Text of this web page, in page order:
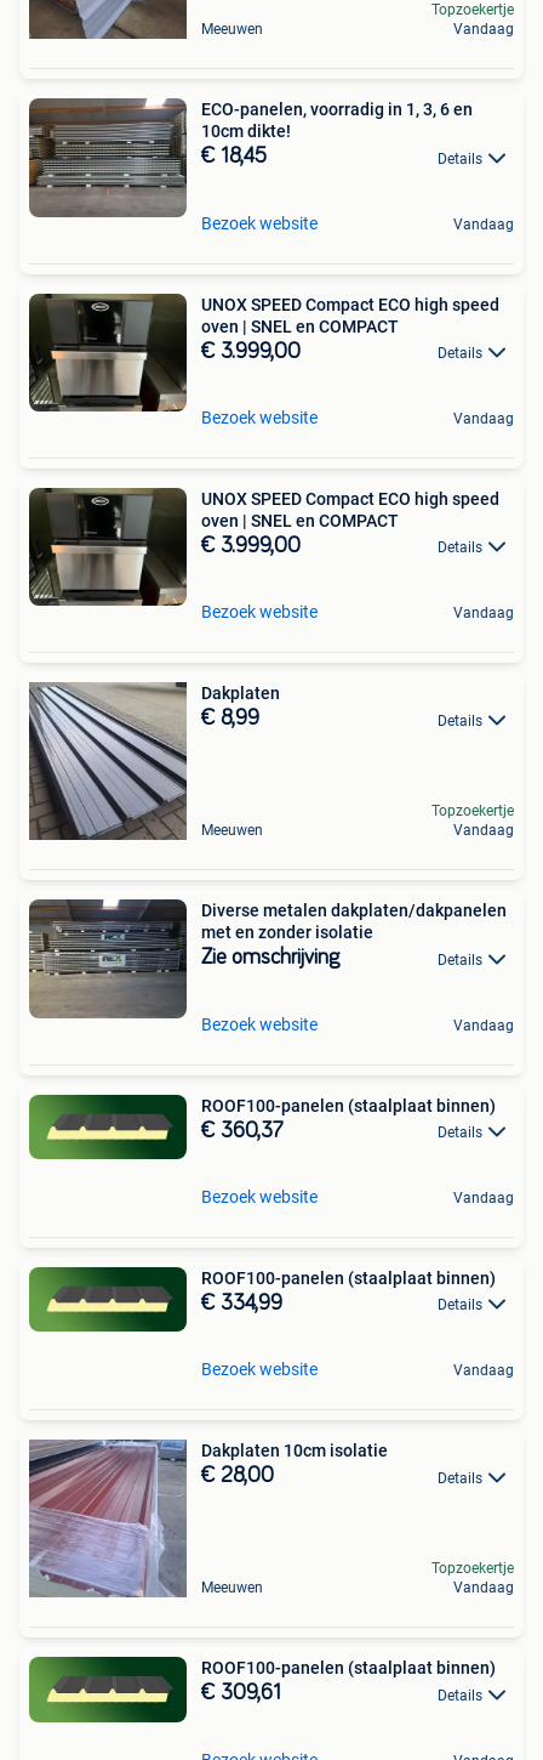
Meeuwen
Topzoekertje
Vandaag
ECO-panelen, voorradig in 1, 3, 6 en
10cm dikte!
€ 18,45 Details
Bezoek website Vandaag
UNOX SPEED Compact ECO high speed
oven | SNEL en COMPACT
€ 3.999,00 Details
Bezoek website Vandaag
UNOX SPEED Compact ECO high speed
oven | SNEL en COMPACT
€ 3.999,00 Details
Bezoek website Vandaag
Dakplaten
€ 8,99 Details
Meeuwen
Topzoekertje
Vandaag
Diverse metalen dakplaten/dakpanelen
met en zonder isolatie
Zie omschrijving Details
Bezoek website Vandaag
ROOF100-panelen (staalplaat binnen)
€ 360,37 Details
Bezoek website Vandaag
ROOF100-panelen (staalplaat binnen)
€ 334,99 Details
Bezoek website Vandaag
Dakplaten 10cm isolatie
€ 28,00 Details
Meeuwen
Topzoekertje
Vandaag
ROOF100-panelen (staalplaat binnen)
€ 309,61 Details